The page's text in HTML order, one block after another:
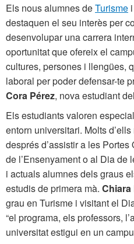
Els nous alumnes deTurisme i
destaquen el seu interès per
desenvolupar una carrera
oportunitat que ofereix el
cultures, persones i llengües,
laboral per poder defensar-te
Cora Pérez, nova estudiant
Els estudiants valoren
entorn universitari. Molts
després d’assistir a les
de l’Ensenyament o al Dia de
i actuals alumnes dels graus
estudis de primera mà.
grau en Turisme i visitant el
“el programa, els professors,
universitat estigui en un